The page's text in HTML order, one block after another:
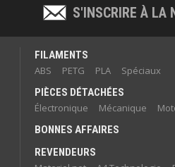
S'INSCRIRE À LA
FILAMENTS
ABS
PETG PLA
Spéciaux
PIÈCES DÉTACHÉES
Électronique
Mécanique
BONNES AFFAIRES
REVENDEURS